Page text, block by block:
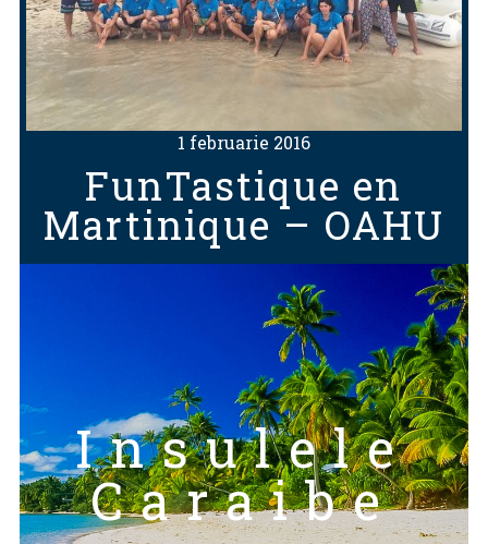
1 februarie 2016
FunTastique en
Martinique – OAHU
Insulele
Caraibe